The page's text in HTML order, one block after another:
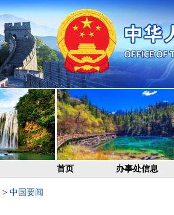
首页 办事处信息
> 中国要闻